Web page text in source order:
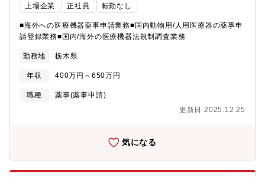
上場企業 正社員 転勤なし
■海外への医療機器薬事申請業務■国内動物用/人用医療器の薬事申
請登録業務■国内/海外の医療機器法規制調査業務
勤務地 栃木県
年収 400万円～650万円
職種
薬事(薬事申請)
更新日 2025.12.25
気になる